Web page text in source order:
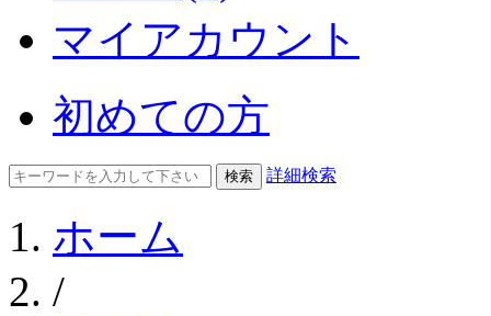
マイアカウント
初めての方
詳細検索
ホーム
/